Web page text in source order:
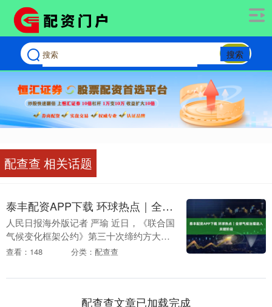
搜索
配查查 相关话题
泰丰配资APP下载 环球热点｜全球气候治理进入关键阶段
人民日报海外版记者 严瑜 近日，《联合国
气候变化框架公约》第三十次缔约方大会
（COP30）在巴西贝伦闭幕。各国同意采
壁垒，并....
查看：148 分类：配查查
配查查文章已加载完成